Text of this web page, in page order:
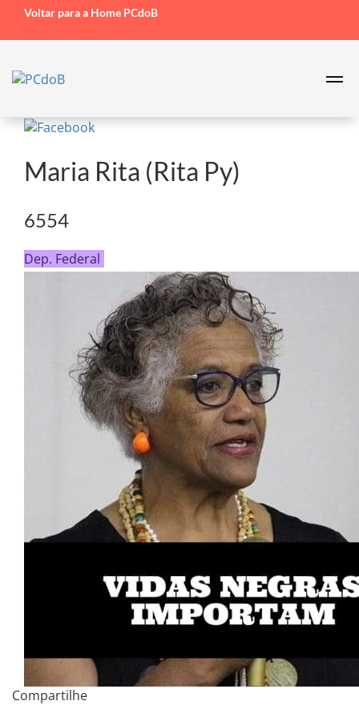
Voltar para a Home PCdoB
Maria Rita (Rita Py)
6554
Dep. Federal
Compartilhe